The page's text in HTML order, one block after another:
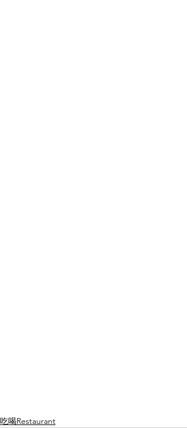
吃喝Restaurant